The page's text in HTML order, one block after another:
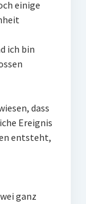
einige
ich bin
dass
Ereignis
entsteht,
ganz